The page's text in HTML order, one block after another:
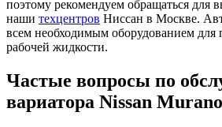
поэтому рекомендуем обращаться для
наши техцентров Ниссан в Москве.
всем необходимым оборудованием для
рабочей жидкости.
Частые вопросы по
вариатора Nissan Murano